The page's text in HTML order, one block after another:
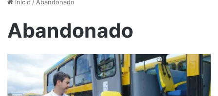
Início / Abandonado
Abandonado